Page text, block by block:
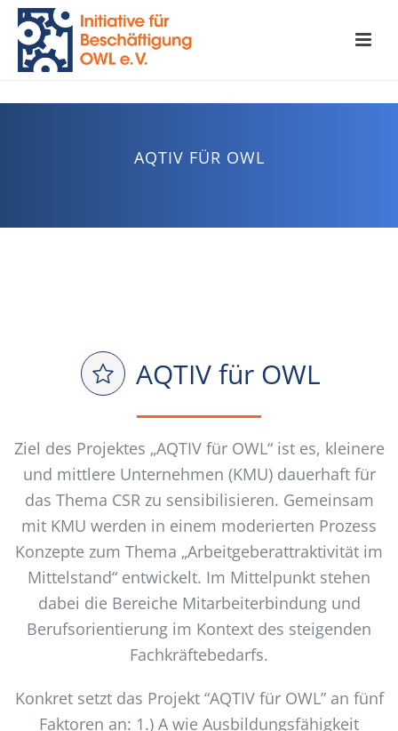
AQTIV FÜR OWL
AQTIV für OWL
Ziel des Projektes „AQTIV für OWL“ ist es, kleinere
und mittlere Unternehmen (KMU) dauerhaft für
das Thema CSR zu sensibilisieren. Gemeinsam
mit KMU werden in einem moderierten Prozess
Konzepte zum Thema „Arbeitgeberattraktivität im
Mittelstand“ entwickelt. Im Mittelpunkt stehen
dabei die Bereiche Mitarbeiterbindung und
Berufsorientierung im Kontext des steigenden
Fachkräftebedarfs.
Konkret setzt das Projekt “AQTIV für OWL” an fünf
Faktoren an: 1.) A wie Ausbildungsfähigkeit